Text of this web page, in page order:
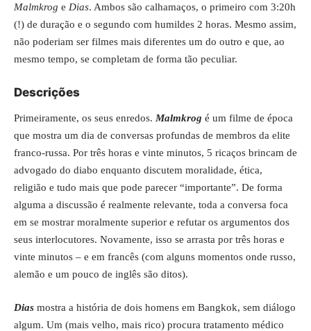
Malmkrog e Dias. Ambos são calhamaços, o primeiro com 3:20h
(!) de duração e o segundo com humildes 2 horas. Mesmo assim,
não poderiam ser filmes mais diferentes um do outro e que, ao
mesmo tempo, se completam de forma tão peculiar.
Descrições
Primeiramente, os seus enredos. Malmkrog é um filme de época
que mostra um dia de conversas profundas de membros da elite
franco-russa. Por três horas e vinte minutos, 5 ricaços brincam de
advogado do diabo enquanto discutem moralidade, ética,
religião e tudo mais que pode parecer “importante”. De forma
alguma a discussão é realmente relevante, toda a conversa foca
em se mostrar moralmente superior e refutar os argumentos dos
seus interlocutores. Novamente, isso se arrasta por três horas e
vinte minutos – e em francês (com alguns momentos onde russo,
alemão e um pouco de inglês são ditos).
Dias mostra a história de dois homens em Bangkok, sem diálogo
algum. Um (mais velho, mais rico) procura tratamento médico